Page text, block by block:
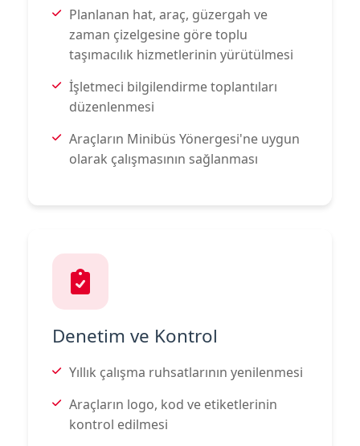
Planlanan hat, araç, güzergah ve
zaman çizelgesine göre toplu
taşımacılık hizmetlerinin yürütülmesi
İşletmeci bilgilendirme toplantıları
düzenlenmesi
Araçların Minibüs Yönergesi'ne uygun
olarak çalışmasının sağlanması
Denetim ve Kontrol
Yıllık çalışma ruhsatlarının yenilenmesi
Araçların logo, kod ve etiketlerinin
kontrol edilmesi